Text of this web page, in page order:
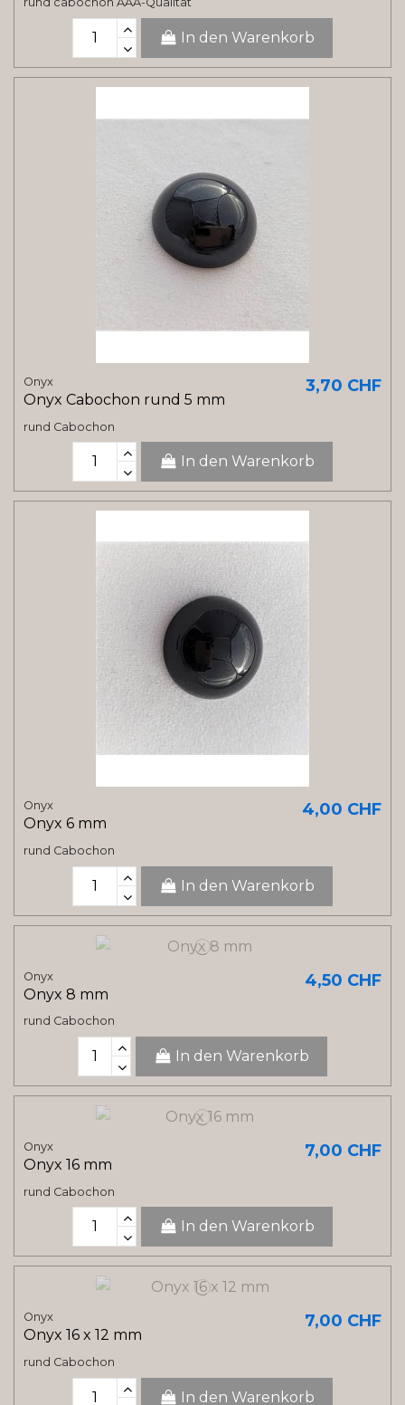
In den Warenkorb
Onyx
Onyx Cabochon rund 5 mm
3,70 CHF
rund Cabochon
In den Warenkorb
Onyx
Onyx 6 mm
4,00 CHF
rund Cabochon
In den Warenkorb
Onyx
Onyx 8 mm
4,50 CHF
rund Cabochon
In den Warenkorb
Onyx
Onyx 16 mm
7,00 CHF
rund Cabochon
In den Warenkorb
Onyx
Onyx 16 x 12 mm
7,00 CHF
rund Cabochon
In den Warenkorb